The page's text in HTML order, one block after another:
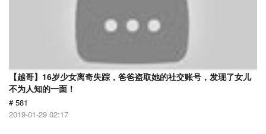
【越哥】16岁少女离奇失踪，爸爸盗取她的社交账号，发现了女儿
不为人知的一面！
# 581
2019-01-29 02:17